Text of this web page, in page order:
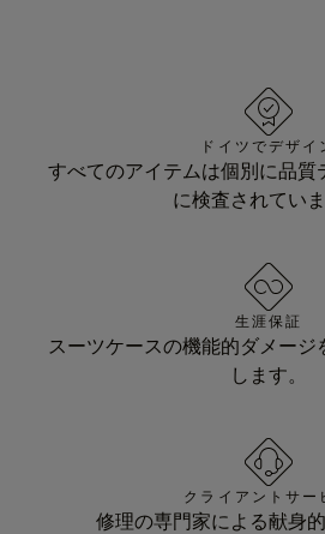
ドイツでデザイ
すべてのアイテムは個別に品質
に検査されていま
生涯保証
スーツケースの機能的ダメージ
します。
クライアントサー
修理の専門家による献身的